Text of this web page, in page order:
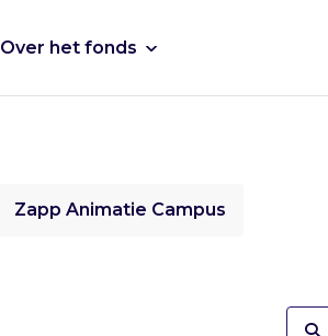
Over het fonds
Zapp Animatie Campus